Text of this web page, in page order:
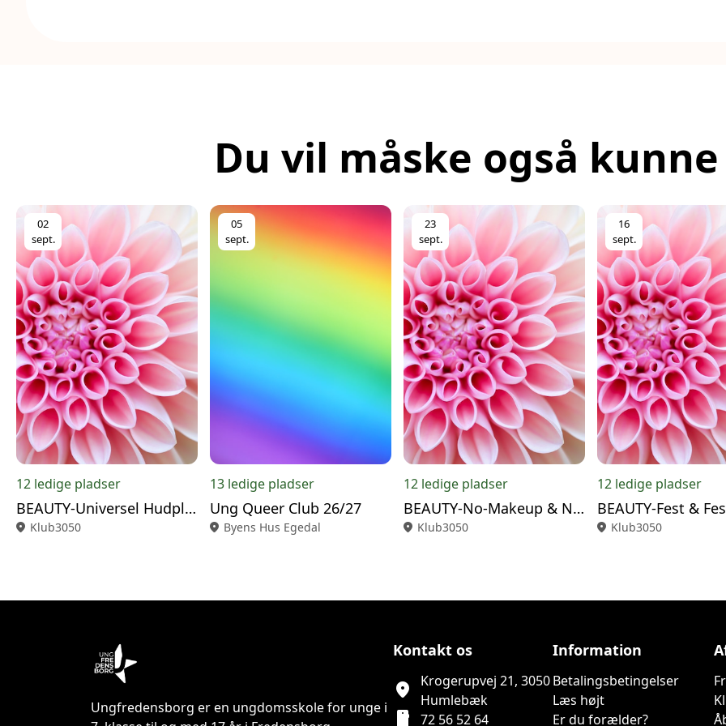
Du vil måske også
02
sept.
12 ledige pladser
BEAUTY-Universel Hudpleje 2/9
location_on Klub3050
05
sept.
13 ledige pladser
Ung Queer Club 26/27
location_on Byens Hus Egedal
23
sept.
12 ledige pladser
BEAUTY-No-Makeup & Naturligt look 23/9
location_on Klub3050
16
sept.
12 ledige pladser
location_on Klub3050
Ungfredensborg er en ungdomsskole for unge i
Kontakt os
location_on
Krogerupvej 21, 3050
Humlebæk
smartphone 72 56 52 64
Information
Betalingsbetingelser
Læs højt
Er du forælder?